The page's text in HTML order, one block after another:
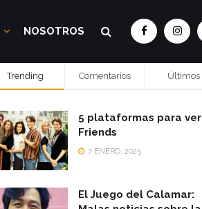
NOSOTROS
Trending Comentarios Últimos
5 plataformas para ver
Friends
7 ENERO, 2025
El Juego del Calamar: